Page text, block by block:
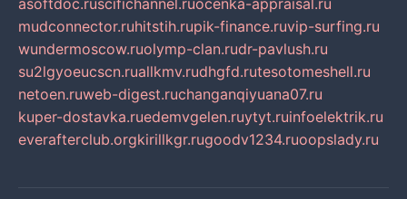
asoftdoc.ruscifichannel.ruocenka-appraisal.ru
mudconnector.ruhitstih.rupik-finance.ruvip-surfing.ru
wundermoscow.ruolymp-clan.rudr-pavlush.ru
su2lgyoeucscn.ruallkmv.rudhgfd.rutesotomeshell.ru
netoen.ruweb-digest.ruchanganqiyuana07.ru
kuper-dostavka.ruedemvgelen.ruytyt.ruinfoelektrik.ru
everafterclub.orgkirillkgr.rugoodv1234.ruoopslady.ru